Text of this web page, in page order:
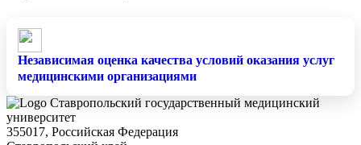
Независимая оценка качества условий оказания услуг
медицинскими организациями
Ставропольский государственный медицинский
университет
355017, Российская Федерация